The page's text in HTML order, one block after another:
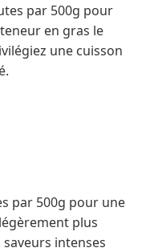
par 500g pour
en gras le
une cuisson
par 500g pour une
plus
intenses